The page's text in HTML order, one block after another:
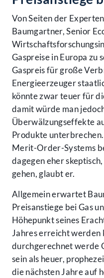
Von Seiten der
Baumgartner, Senior
Gaspreise in Europa zu
Gaspreis für große
Energieerzeuger
könnte zwar teuer für
damit würde man
Überwälzungseffekte
Produkte
Merit-Order-Systems
dagegen eher
gehen, glaubt er.
Allgemein erwartet
Preisanstiege bei Gas
Höhepunkt seines
Jahres erreicht werden
durchgerechnet werde
sein als heuer,
die nächsten Jahre auf